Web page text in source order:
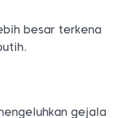
besar terkena
gejala